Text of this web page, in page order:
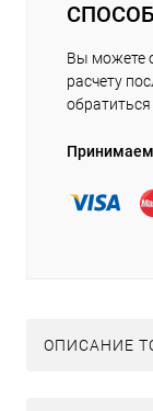
Вы можете
расчету
Принимаем
ОПИСАНИЕ